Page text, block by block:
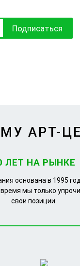
Подписаться
АРТ-
ЛЕТ НА РЫНКЕ
основана в 1995
мы только
свои позиции